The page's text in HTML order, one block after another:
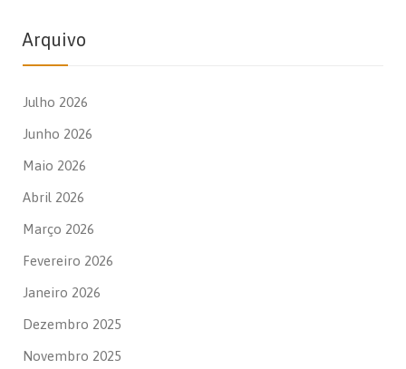
Arquivo
Julho 2026
Junho 2026
Maio 2026
Abril 2026
Março 2026
Fevereiro 2026
Janeiro 2026
Dezembro 2025
Novembro 2025